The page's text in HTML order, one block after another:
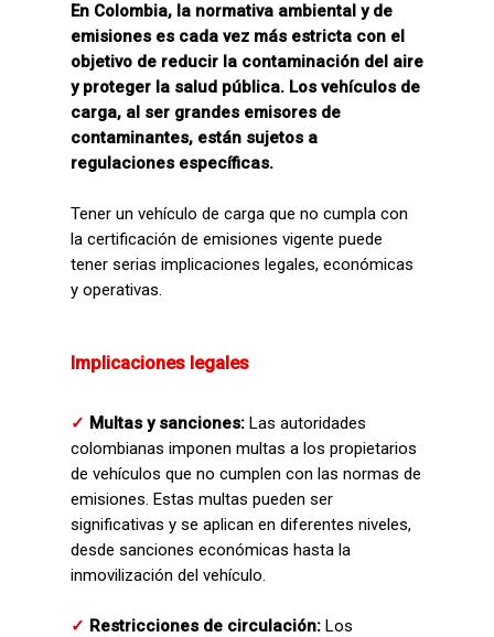
En Colombia, la normativa ambiental y de
emisiones es cada vez más estricta con el
objetivo de reducir la contaminación del aire
y proteger la salud pública. Los vehículos de
carga, al ser grandes emisores de
contaminantes, están sujetos a
regulaciones específicas.
Tener un vehículo de carga que no cumpla con
la certificación de emisiones vigente puede
tener serias implicaciones legales, económicas
y operativas.
Implicaciones legales
✓ Multas y sanciones: Las autoridades
colombianas imponen multas a los propietarios
de vehículos que no cumplen con las normas de
emisiones. Estas multas pueden ser
significativas y se aplican en diferentes niveles,
desde sanciones económicas hasta la
inmovilización del vehículo.
✓ Restricciones de circulación: Los